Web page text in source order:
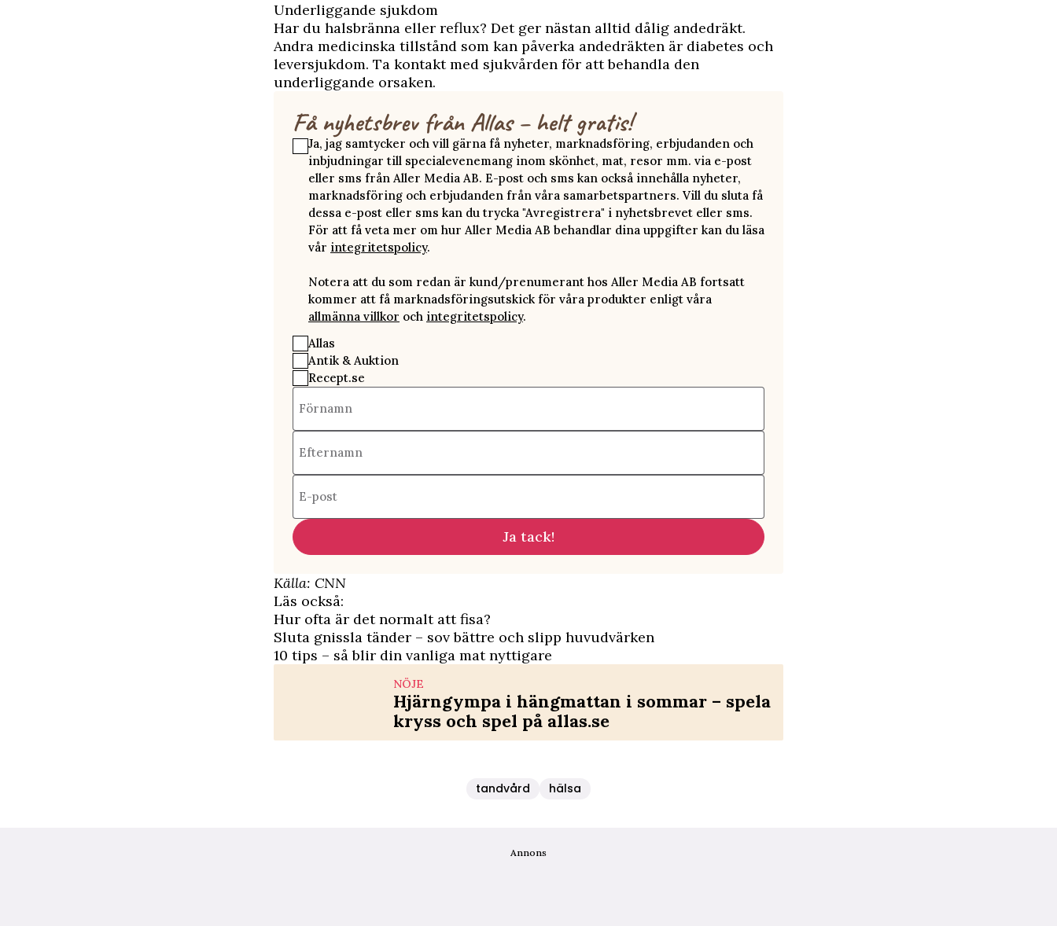
Underliggande sjukdom
Har du halsbränna eller reflux? Det ger nästan alltid dålig andedräkt.
Andra medicinska tillstånd som kan påverka andedräkten är diabetes och
leversjukdom. Ta kontakt med sjukvården för att behandla den
underliggande orsaken.
Få nyhetsbrev från Allas – helt gratis!
Ja, jag samtycker och vill gärna få nyheter, marknadsföring, erbjudanden och
inbjudningar till specialevenemang inom skönhet, mat, resor mm. via e-post
eller sms från Aller Media AB. E-post och sms kan också innehålla nyheter,
marknadsföring och erbjudanden från våra samarbetspartners. Vill du sluta få
dessa e-post eller sms kan du trycka "Avregistrera" i nyhetsbrevet eller sms.
För att få veta mer om hur Aller Media AB behandlar dina uppgifter kan du läsa
vår integritetspolicy.
Notera att du som redan är kund/prenumerant hos Aller Media AB fortsatt
kommer att få marknadsföringsutskick för våra produkter enligt våra
allmänna villkor och integritetspolicy.
Allas
Antik & Auktion
Recept.se
Förnamn
Efternamn
E-post
Ja tack!
Källa: CNN
Läs också:
Hur ofta är det normalt att fisa?
Sluta gnissla tänder – sov bättre och slipp huvudvärken
10 tips – så blir din vanliga mat nyttigare
NÖJE
Hjärngympa i hängmattan i sommar – spela
kryss och spel på allas.se
tandvård hälsa
Annons